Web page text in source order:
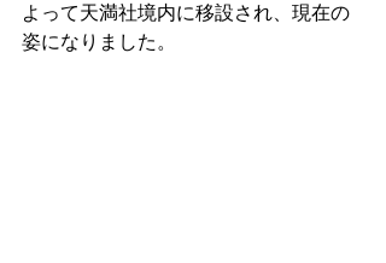
よって天満社境内に移設され、現在の
姿になりました。